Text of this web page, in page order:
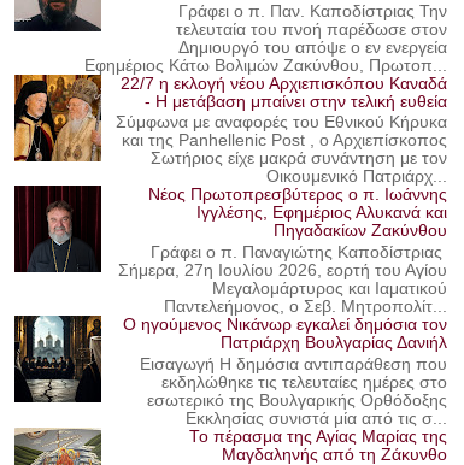
Γράφει ο π. Παν. Καποδίστριας Την
τελευταία του πνοή παρέδωσε στον
Δημιουργό του απόψε ο εν ενεργεία
Εφημέριος Κάτω Βολιμών Ζακύνθου, Πρωτοπ...
22/7 η εκλογή νέου Αρχιεπισκόπου Καναδά
- Η μετάβαση μπαίνει στην τελική ευθεία
Σύμφωνα με αναφορές του Εθνικού Κήρυκα
και της Panhellenic Post , ο Αρχιεπίσκοπος
Σωτήριος είχε μακρά συνάντηση με τον
Οικουμενικό Πατριάρχ...
Νέος Πρωτοπρεσβύτερος ο π. Ιωάννης
Ιγγλέσης, Εφημέριος Αλυκανά και
Πηγαδακίων Ζακύνθου
Γράφει ο π. Παναγιώτης Καποδίστριας
Σήμερα, 27η Ιουλίου 2026, εορτή του Αγίου
Μεγαλομάρτυρος και Ιαματικού
Παντελεήμονος, ο Σεβ. Μητροπολίτ...
Ο ηγούμενος Νικάνωρ εγκαλεί δημόσια τον
Πατριάρχη Βουλγαρίας Δανιήλ
Εισαγωγή Η δημόσια αντιπαράθεση που
εκδηλώθηκε τις τελευταίες ημέρες στο
εσωτερικό της Βουλγαρικής Ορθόδοξης
Εκκλησίας συνιστά μία από τις σ...
Το πέρασμα της Αγίας Μαρίας της
Μαγδαληνής από τη Ζάκυνθο